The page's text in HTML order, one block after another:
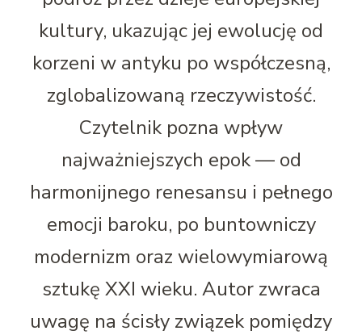
kultury, ukazując jej ewolucję od
korzeni w antyku po współczesną,
zglobalizowaną rzeczywistość.
Czytelnik pozna wpływ
najważniejszych epok — od
harmonijnego renesansu i pełnego
emocji baroku, po buntowniczy
modernizm oraz wielowymiarową
sztukę XXI wieku. Autor zwraca
uwagę na ścisły związek pomiędzy